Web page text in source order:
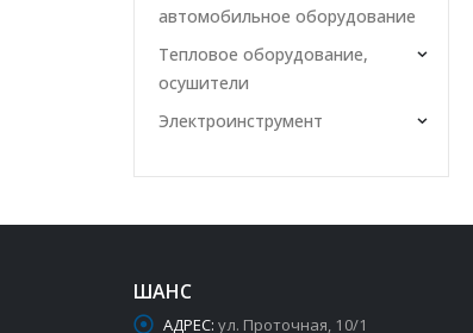
автомобильное оборудование
Тепловое оборудование,
осушители
Электроинструмент
ШАНС
АДРЕС: ул. Проточная, 10/1